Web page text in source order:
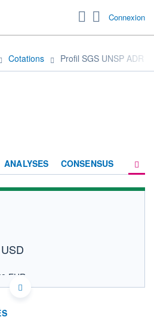
Connexion
Cotations Profil SGS UNSP ADR
ANALYSES CONSENSUS
ACTIONNAIRES
USD
EUR